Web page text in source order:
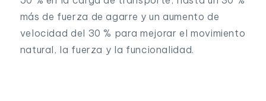
más de fuerza de agarre y un aumento de
velocidad del 30 % para mejorar el movimiento
natural, la fuerza y la funcionalidad.